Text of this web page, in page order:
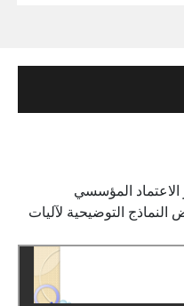
الاعتماد المؤسسي
التوضيحية لآليات